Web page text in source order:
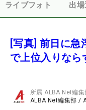
ライブフォト 出
[写真] 前日に
で上位入りなら
所属ALBA Net編集
ALBA Net編集部 /